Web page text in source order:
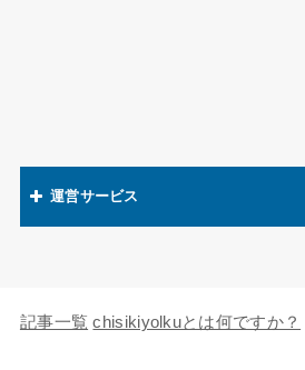
運営サービス
キャラの知識欲
記事一覧 chisikiyolkuとは何ですか？